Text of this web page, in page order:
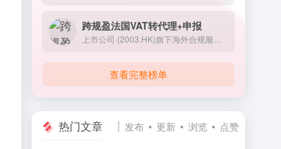
跨规盈法国VAT转代理+申报
查看完整榜单
热门文章 发布 更新 浏览 点赞